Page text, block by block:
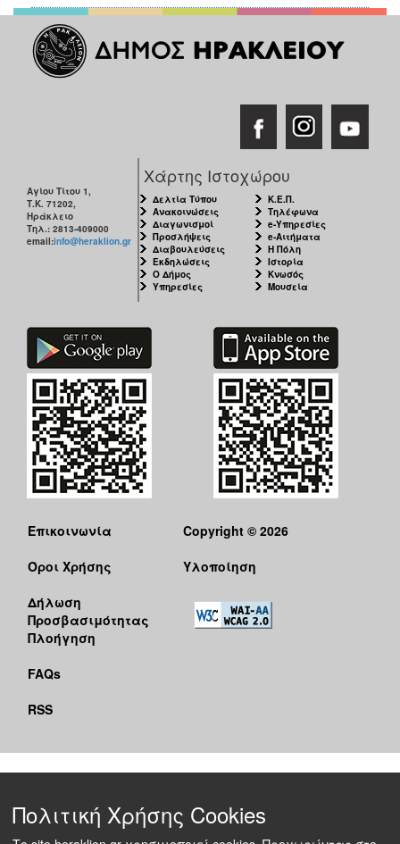
ΗΡΑΚΛΕΙΟ
Αγίου Τίτου 1,
Τ.Κ. 71202,
Ηράκλειο
Τηλ.: 2813-409000
email:info@heraklion.gr
Χάρτης Ιστοχώρου
Δελτία Τύπου
Ανακοινώσεις
Διαγωνισμοί
Προσλήψεις
Διαβουλεύσεις
Εκδηλώσεις
Ο Δήμος
Υπηρεσίες
Κ.Ε.Π.
Τηλέφωνα
e-Υπηρεσίες
e-Αιτήματα
Η Πόλη
Ιστορία
Κνωσός
Μουσεία
Επικοινωνία
Όροι Χρήσης
Δήλωση
Προσβασιμότητας
Πλοήγηση
FAQs
RSS
Copyright © 2026
Υλοποίηση
Πολιτική Χρήσης Cookies